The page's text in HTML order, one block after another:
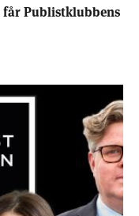
får Publistklubbens